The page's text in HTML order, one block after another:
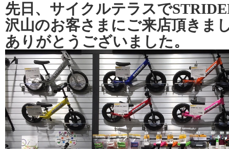
先日、サイクルテラスで
沢山のお客さまにご来店頂きま
ありがとうございました。